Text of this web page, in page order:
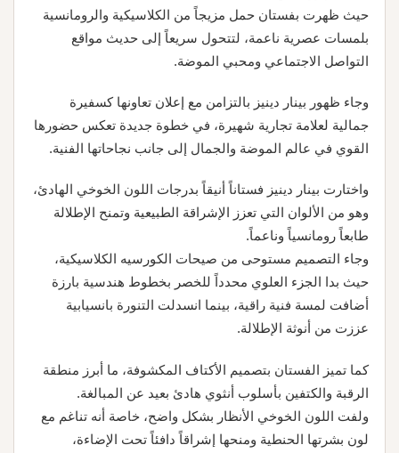
حيث ظهرت بفستان حمل مزيجاً من الكلاسيكية والرومانسية
بلمسات عصرية ناعمة، لتتحول سريعاً إلى حديث مواقع
التواصل الاجتماعي ومحبي الموضة.
وجاء ظهور بينار دينيز بالتزامن مع إعلان تعاونها كسفيرة
جمالية لعلامة تجارية شهيرة، في خطوة جديدة تعكس حضورها
القوي في عالم الموضة والجمال إلى جانب نجاحاتها الفنية.
واختارت بينار دينيز فستاناً أنيقاً بدرجات اللون الخوخي الهادئ،
وهو من الألوان التي تعزز الإشراقة الطبيعية وتمنح الإطلالة
طابعاً رومانسياً وناعماً.
وجاء التصميم مستوحى من صيحات الكورسيه الكلاسيكية،
حيث بدا الجزء العلوي محدداً للخصر بخطوط هندسية بارزة
أضافت لمسة فنية راقية، بينما انسدلت التنورة بانسيابية
عززت من أنوثة الإطلالة.
كما تميز الفستان بتصميم الأكتاف المكشوفة، ما أبرز منطقة
الرقبة والكتفين بأسلوب أنثوي هادئ بعيد عن المبالغة.
ولفت اللون الخوخي الأنظار بشكل واضح، خاصة أنه تناغم مع
لون بشرتها الحنطية ومنحها إشراقاً دافئاً تحت الإضاءة،